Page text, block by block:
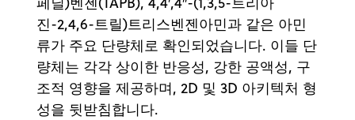
진-2,4,6-트릴)트리스벤젠아민과 같은 아민
류가 주요 단량체로 확인되었습니다. 이들 단
량체는 각각 상이한 반응성, 강한 공액성, 구
조적 영향을 제공하며, 2D 및 3D 아키텍처 형
성을 뒷받침합니다.